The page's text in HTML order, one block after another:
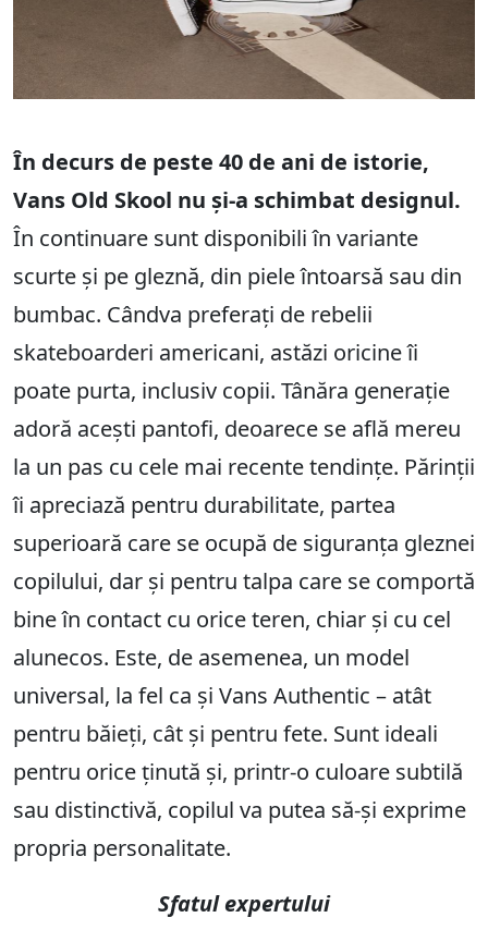
În decurs de peste 40 de ani de istorie,
Vans Old Skool nu și-a schimbat designul.
În continuare sunt disponibili în variante
scurte și pe gleznă, din piele întoarsă sau din
bumbac. Cândva preferați de rebelii
skateboarderi americani, astăzi oricine îi
poate purta, inclusiv copii. Tânăra generație
adoră acești pantofi, deoarece se află mereu
la un pas cu cele mai recente tendințe. Părinții
îi apreciază pentru durabilitate, partea
superioară care se ocupă de siguranța gleznei
copilului, dar și pentru talpa care se comportă
bine în contact cu orice teren, chiar și cu cel
alunecos. Este, de asemenea, un model
universal, la fel ca și Vans Authentic – atât
pentru băieți, cât și pentru fete. Sunt ideali
pentru orice ținută și, printr-o culoare subtilă
sau distinctivă, copilul va putea să-și exprime
propria personalitate.
Sfatul expertului